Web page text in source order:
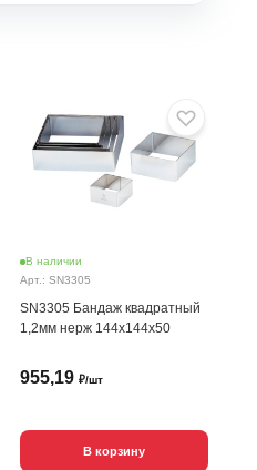
В наличии
Арт.: SN3305
SN3305 Бандаж квадратный
1,2мм нерж 144x144x50
955,19 ₽/шт
В корзину